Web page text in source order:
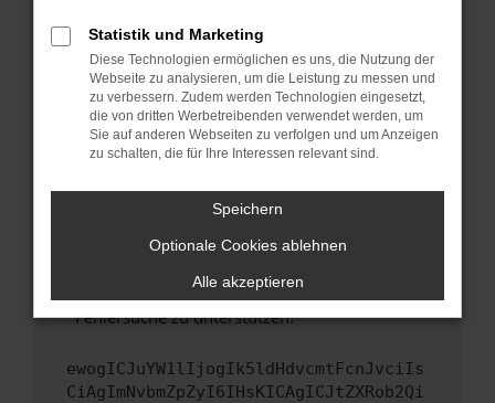
Betriebssystem auf dem neuesten Stand
sind.
Veraltete Software birgt nicht nur ein
Sicherheitsrisiko, sondern kann auch dazu
führen, dass bestimmte Funktionen nicht mehr
unterstützt werden.
Wende dich an den Webseitenbetreiber.
Wenn du alle oben genannten Schritte versucht
hast, kontaktiere uns bitte. Wir werden
uns diesen Text schicken, um uns bei der
Fehlersuche zu unterstützen:
ewogICJuYW1lIjogIk5ldHdvcmtFcnJvciIs
CiAgImNvbmZpZyI6IHsKICAgICJtZXRob2Qi
Statistik und Marketing
Diese Technologien ermöglichen es uns, die Nutzung der
Webseite zu analysieren, um die Leistung zu messen und
zu verbessern. Zudem werden Technologien eingesetzt,
die von dritten Werbetreibenden verwendet werden, um
Sie auf anderen Webseiten zu verfolgen und um Anzeigen
zu schalten, die für Ihre Interessen relevant sind.
Speichern
Optionale Cookies ablehnen
Alle akzeptieren